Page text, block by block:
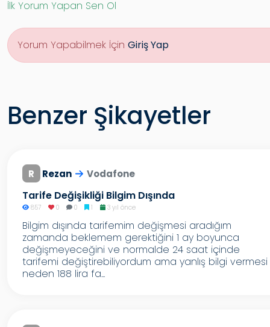
İlk Yorum Yapan Sen Ol
Yorum Yapabilmek İçin Giriş Yap
Benzer Şikayetler
R Rezan Vodafone
Tarife Değişikliği Bilgim Dışında
857 0 0 1 3 yıl önce
Bilgim dışında tarifemim değişmesi aradığım
zamanda beklemem gerektiğini 1 ay boyunca
değişmeyeceğini ve normalde 24 saat içinde
tarifemi değiştirebiliyordum ama yanlış bilgi vermesi
neden 188 lira fa...